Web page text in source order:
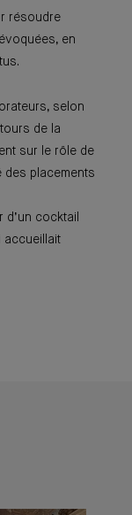
résoudre
en
selon
de la
sur le rôle de
des placements
cocktail
accueillait